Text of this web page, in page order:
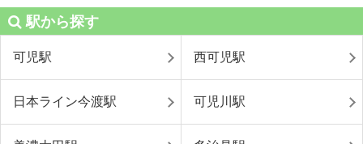
駅から探す
可児駅 西可児駅
日本ライン今渡駅 可児川駅